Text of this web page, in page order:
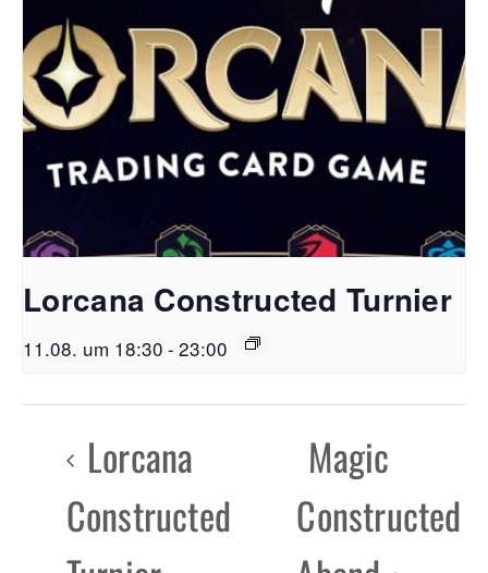
Lorcana Constructed Turnier
11.08. um 18:30 - 23:00
Lorcana
Constructed
Magic
Constructed